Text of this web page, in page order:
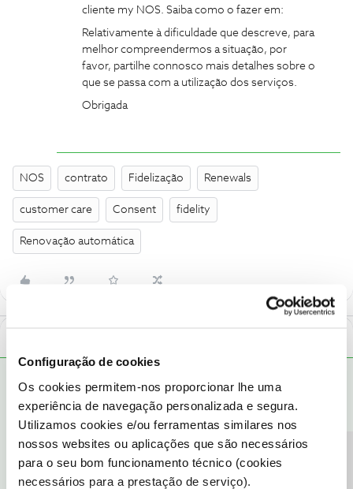
Configuração de cookies
Os cookies permitem-nos proporcionar lhe uma
experiência de navegação personalizada e segura.
Utilizamos cookies e/ou ferramentas similares nos
nossos websites ou aplicações que são necessários
para o seu bom funcionamento técnico (cookies
necessários para a prestação de serviço).
cliente my NOS. Saiba como o fazer em:
Relativamente à dificuldade que descreve, para
melhor compreendermos a situação, por
favor, partilhe connosco mais detalhes sobre o
que se passa com a utilização dos serviços.
Obrigada
NOS contrato Fidelização Renewals
customer care Consent fidelity
Renovação automática
Bom dia ​@newnovo,
Agradecemos a sua mensagem. Estamos aqui para ajudar.
Sempre que existe uma alteração contratual, é emitido o
documento “Modelo Resumo de Contrato”.
Este é enviado para o e-mail associado à conta e também pode